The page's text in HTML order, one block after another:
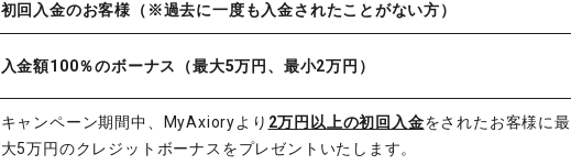
初回入金のお客様（※過去に一度も入金されたことがない方）
入金額100％のボーナス（最大5万円、最小2万円）
キャンペーン期間中、MyAxioryより 2万円以上の初回入金をされたお客様に最
大5万円のクレジットボーナスをプレゼントいたします。